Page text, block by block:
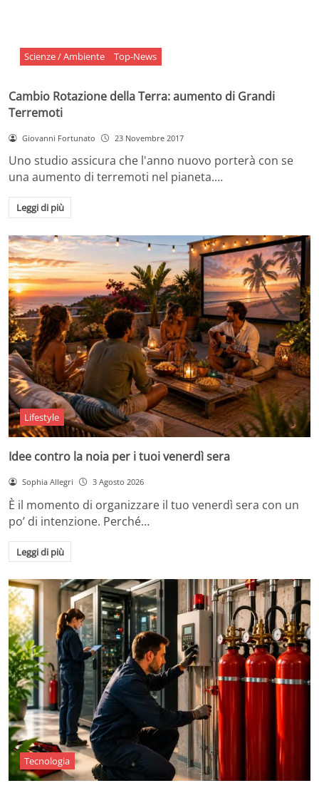
Scienze / Ambiente Top-News
Cambio Rotazione della Terra: aumento di Grandi
Terremoti
Giovanni Fortunato 23 Novembre 2017
Uno studio assicura che l'anno nuovo porterà con se
una aumento di terremoti nel pianeta.…
Leggi di più
Lifestyle
Idee contro la noia per i tuoi venerdì sera
Sophia Allegri 3 Agosto 2026
È il momento di organizzare il tuo venerdì sera con un
po’ di intenzione. Perché…
Leggi di più
Tecnologia